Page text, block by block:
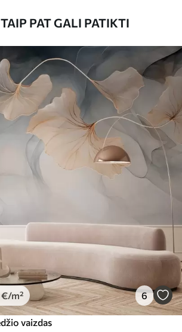
Sklandus taikymas
PAT GALI PATIKTI
€/m² 6
vaizdas